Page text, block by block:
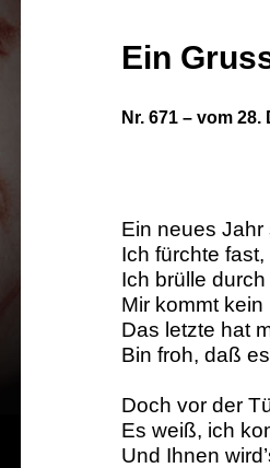
Ein
Nr. 671 – vom 28.
Ein neues Jahr
Ich fürchte
Ich brülle
Mir kommt
Das letzte hat
Bin froh, daß
Doch vor der
Es weiß, ich
Und Ihnen